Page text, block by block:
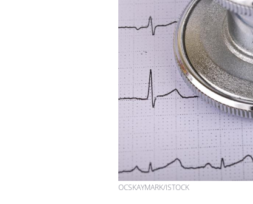
OCSKAYMARK/ISTOCK